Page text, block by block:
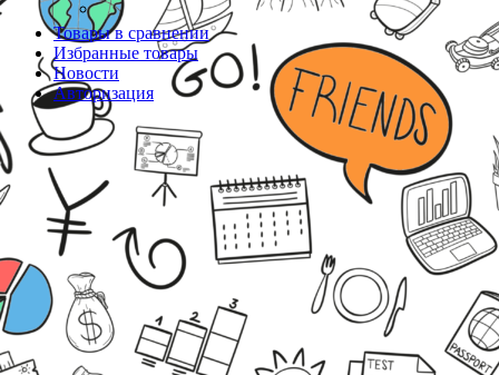
Товары в сравнении
Избранные товары
Новости
Авторизация